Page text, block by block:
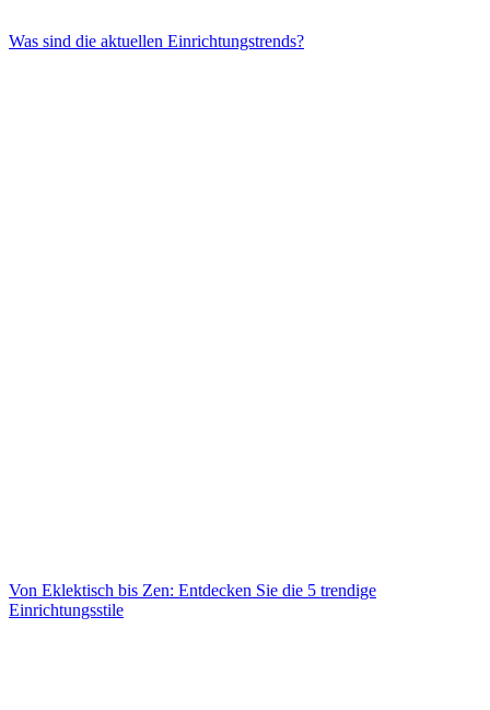
Was sind die aktuellen Einrichtungstrends?
Von Eklektisch bis Zen: Entdecken Sie die 5 trendige
Einrichtungsstile